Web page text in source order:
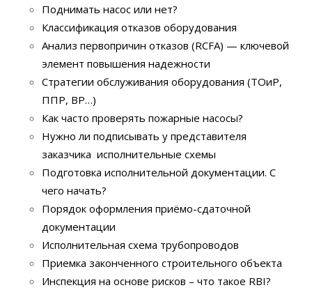
Поднимать насос или нет?
Классификация отказов оборудования
Анализ первопричин отказов (RCFA) — ключевой
элемент повышения надежности
Стратегии обслуживания оборудования (ТОиР,
ППР, ВР…)
Как часто проверять пожарные насосы?
Нужно ли подписывать у представителя
заказчика исполнительные схемы
Подготовка исполнительной документации. С
чего начать?
Порядок оформления приёмо-сдаточной
документации
Исполнительная схема трубопроводов
Приемка законченного строительного объекта
Инспекция на основе рисков – что такое RBI?